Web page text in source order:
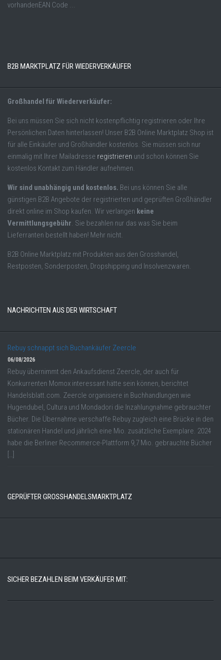
vorhandenEAN Code ...
B2B MARKTPLATZ FÜR WIEDERVERKÄUFER
Großhandel für Wiederverkäufer:
Bei uns müssen Sie sich nicht kostenpflichtig registrieren oder Ihre
Persönlichen Daten hinterlassen! Unser B2B Online Marktplatz Shop ist
für alle Einkäufer und Großhändler kostenlos. Sie müssen sich nur
einmalig mit Ihrer Mailadresse registrieren und schon können Sie
kostenlos Kontakt zum Händler aufnehmen.
Wir sind unabhängig und kostenlos. Bei uns können Sie alle
günstigen B2B Angebote der registrierten und geprüften Großhändler
direkt online im Shop kaufen. Wir verlangen keine
Vermittlungsgebühr. Sie bezahlen nur das was Sie beim
Lieferranten bestellt haben! Mehr nicht.
B2B Online Marktplatz mit Produkten aus den Grosshandel,
Restposten, Sonderposten, Dropshipping und Insolvenzwaren.
NACHRICHTEN AUS DER WIRTSCHAFT
Rebuy schnappt sich Buchankäufer Zeercle
06/08/2026
Rebuy übernimmt den Ankaufsdienst Zeercle, der auch für
Konkurrenten Momox interessant hätte sein können, berichtet
Handelsblatt.com. Zeercle organisiere in Buchhandlungen wie
Hugendubel, Cultura und Mondadori die Inzahlungnahme gebrauchter
Bücher. Die Übernahme verschaffe Rebuy zugleich eine Brücke in den
stationären Handel und jährlich eine Mio. zusätzliche Exemplare. 2024
habe die Berliner Recommerce-Plattform 9,7 Mio. gebrauchte Bücher
[…]
GEPRÜFTER GROSSHANDELSMARKTPLATZ
SICHER BEZAHLEN BEIM VERKÄUFER MIT: